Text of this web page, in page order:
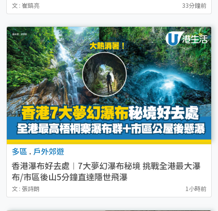
文 : 崔鎬亮 33分鐘前
多區 . 戶外郊遊
香港瀑布好去處︱7大夢幻瀑布秘境 挑戰全港最大瀑
布/市區後山5分鐘直達隱世飛瀑
文 : 張詩朗 1小時前